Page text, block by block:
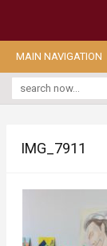
MAIN NAVIGATION
IMG_7911